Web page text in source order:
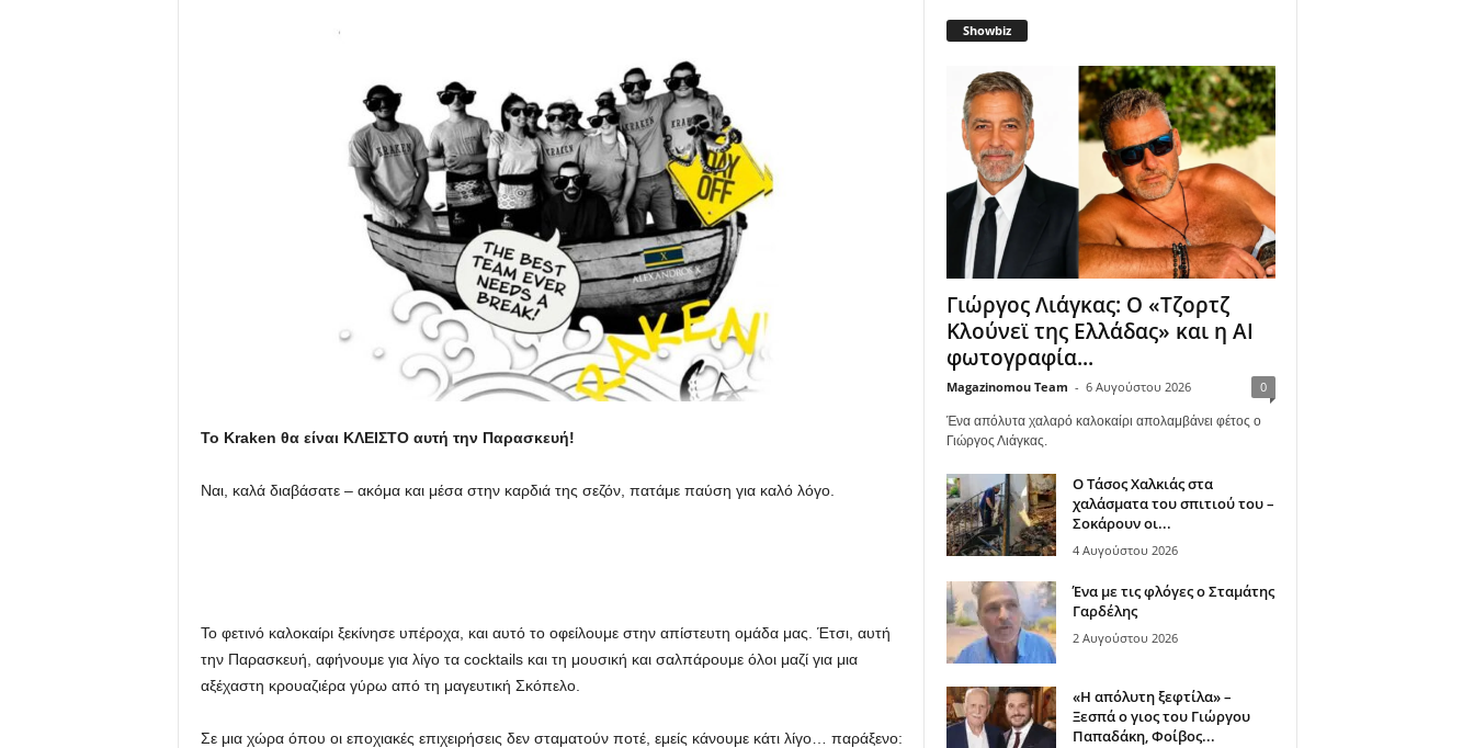
Το Kraken θα είναι ΚΛΕΙΣΤΟ αυτή την Παρασκευή!
Ναι, καλά διαβάσατε – ακόμα και μέσα στην καρδιά της σεζόν, πατάμε παύση για καλό λόγο.
Το φετινό καλοκαίρι ξεκίνησε υπέροχα, και αυτό το οφείλουμε στην απίστευτη ομάδα μας. Έτσι, αυτή
την Παρασκευή, αφήνουμε για λίγο τα cocktails και τη μουσική και σαλπάρουμε όλοι μαζί για μια
αξέχαστη κρουαζιέρα γύρω από τη μαγευτική Σκόπελο.
Σε μια χώρα όπου οι εποχιακές επιχειρήσεις δεν σταματούν ποτέ, εμείς κάνουμε κάτι λίγο… παράξενο:
Showbiz
Γιώργος Λιάγκας: Ο «Τζορτζ
Κλούνεϊ της Ελλάδας» και η AI
φωτογραφία...
Magazinomou Team - 6 Αυγούστου 2026 0
Ένα απόλυτα χαλαρό καλοκαίρι απολαμβάνει φέτος ο
Γιώργος Λιάγκας.
Ο Τάσος Χαλκιάς στα
χαλάσματα του σπιτιού του –
Σοκάρουν οι...
4 Αυγούστου 2026
Ένα με τις φλόγες ο Σταμάτης
Γαρδέλης
2 Αυγούστου 2026
«Η απόλυτη ξεφτίλα» –
Ξεσπά ο γιος του Γιώργου
Παπαδάκη, Φοίβος...